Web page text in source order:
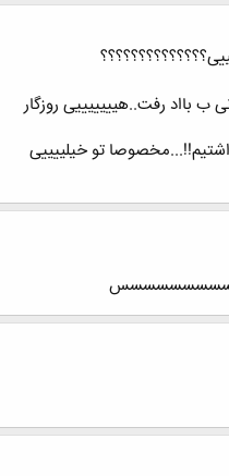
بااد رفت..هیییییییی روزگار
تو خیلییییی